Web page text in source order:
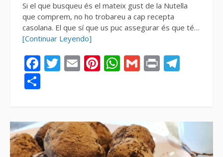
Si el que busqueu és el mateix gust de la Nutella
que comprem, no ho trobareu a cap recepta
casolana. El que sí que us puc assegurar és que té…
[Continuar Leyendo]
Facebook
Twitter
EmailPinterest
WhatsApp
Gmail
Print